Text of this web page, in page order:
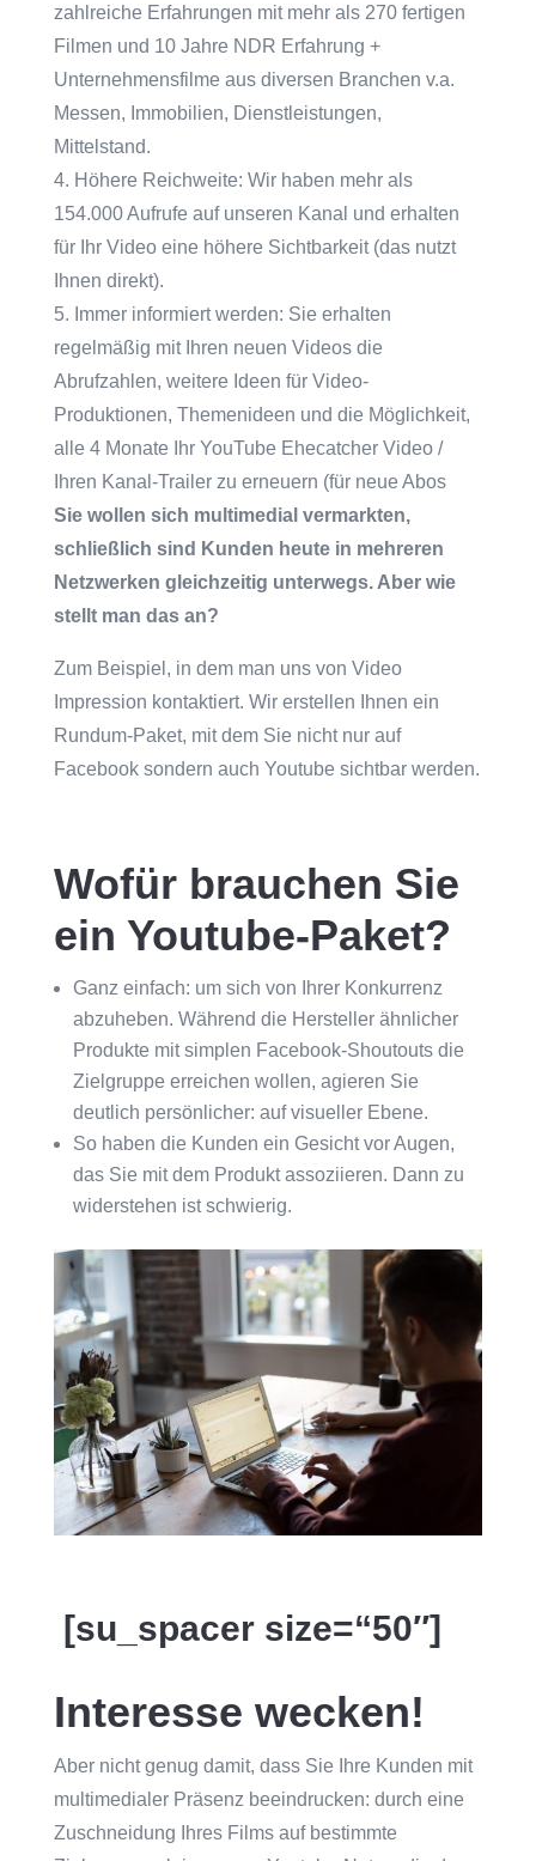
zahlreiche Erfahrungen mit mehr als 270 fertigen
Filmen und 10 Jahre NDR Erfahrung +
Unternehmensfilme aus diversen Branchen v.a.
Messen, Immobilien, Dienstleistungen,
Mittelstand.
4. Höhere Reichweite: Wir haben mehr als
154.000 Aufrufe auf unseren Kanal und erhalten
für Ihr Video eine höhere Sichtbarkeit (das nutzt
Ihnen direkt).
5. Immer informiert werden: Sie erhalten
regelmäßig mit Ihren neuen Videos die
Abrufzahlen, weitere Ideen für Video-
Produktionen, Themenideen und die Möglichkeit,
alle 4 Monate Ihr YouTube Ehecatcher Video /
Ihren Kanal-Trailer zu erneuern (für neue Abos
Sie wollen sich multimedial vermarkten,
schließlich sind Kunden heute in mehreren
Netzwerken gleichzeitig unterwegs. Aber wie
stellt man das an?
Zum Beispiel, in dem man uns von Video
Impression kontaktiert. Wir erstellen Ihnen ein
Rundum-Paket, mit dem Sie nicht nur auf
Facebook sondern auch Youtube sichtbar werden.
Wofür brauchen Sie
ein Youtube-Paket?
Ganz einfach: um sich von Ihrer Konkurrenz
abzuheben. Während die Hersteller ähnlicher
Produkte mit simplen Facebook-Shoutouts die
Zielgruppe erreichen wollen, agieren Sie
deutlich persönlicher: auf visueller Ebene.
So haben die Kunden ein Gesicht vor Augen,
das Sie mit dem Produkt assoziieren. Dann zu
widerstehen ist schwierig.
[su_spacer size=“50″]
Interesse wecken!
Aber nicht genug damit, dass Sie Ihre Kunden mit
multimedialer Präsenz beeindrucken: durch eine
Zuschneidung Ihres Films auf bestimmte